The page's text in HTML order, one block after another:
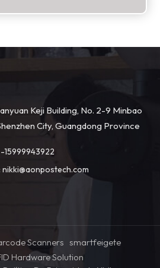
Keji Building, No. 2-9 Minbao
City, Guangdong Province
15999943922
nikki@aonpostech.com
Scanners smartfeigete
Hardware Solution